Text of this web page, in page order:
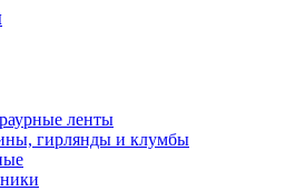
ленты
гирлянды и клумбы